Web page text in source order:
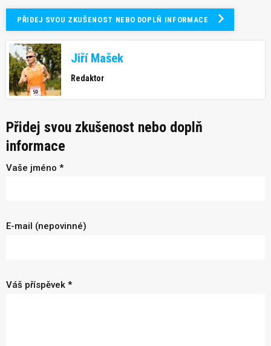
PŘIDEJ SVOU ZKUŠENOST NEBO DOPLŇ INFORMACE
Jiří Mašek
Redaktor
Přidej svou zkušenost nebo doplň
informace
Vaše jméno *
E-mail (nepovinné)
Váš příspěvek *